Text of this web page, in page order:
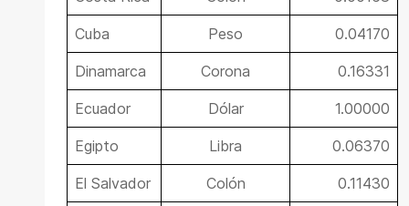
Cuba Peso 0.04170
Dinamarca Corona 0.16331
Ecuador Dólar 1.00000
Egipto Libra 0.06370
El Salvador Colón 0.11430